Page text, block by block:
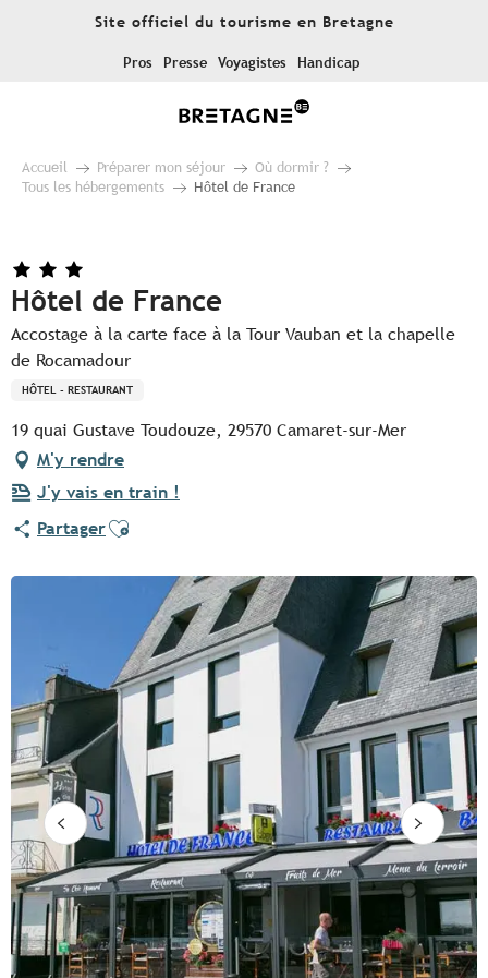
Site officiel du tourisme en Bretagne
Pros Presse Voyagistes Handicap
Accueil Préparer mon séjour
Où dormir ?
Tous les hébergements
Hôtel de France
Hôtel de France
Accostage à la carte face à la Tour Vauban et la chapelle
de Rocamadour
HÔTEL - RESTAURANT
19 quai Gustave Toudouze, 29570 Camaret-sur-Mer
M'y rendre
J'y vais en train !
PartagerAjouter aux favoris